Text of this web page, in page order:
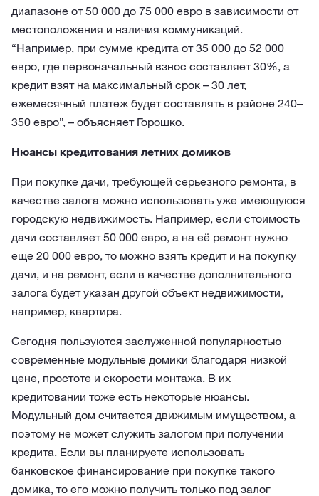
диапазоне от 50 000 до 75 000 евро в зависимости от
местоположения и наличия коммуникаций.
“Например, при сумме кредита от 35 000 до 52 000
евро, где первоначальный взнос составляет 30%, а
кредит взят на максимальный срок – 30 лет,
ежемесячный платеж будет составлять в районе 240–
350 евро”, – объясняет Горошко.
Нюансы кредитования летних домиков
При покупке дачи, требующей серьезного ремонта, в
качестве залога можно использовать уже имеющуюся
городскую недвижимость. Например, если стоимость
дачи составляет 50 000 евро, а на её ремонт нужно
еще 20 000 евро, то можно взять кредит и на покупку
дачи, и на ремонт, если в качестве дополнительного
залога будет указан другой объект недвижимости,
например, квартира.
Сегодня пользуются заслуженной популярностью
современные модульные домики благодаря низкой
цене, простоте и скорости монтажа. В их
кредитовании тоже есть некоторые нюансы.
Модульный дом считается движимым имуществом, а
поэтому не может служить залогом при получении
кредита. Если вы планируете использовать
банковское финансирование при покупке такого
домика, то его можно получить только под залог